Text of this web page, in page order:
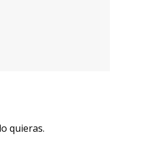
quieras.